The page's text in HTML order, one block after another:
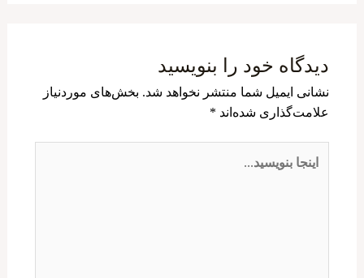
دیدگاه‌ خود را بنویسید
نشانی ایمیل شما منتشر نخواهد شد. بخش‌های موردنیاز
علامت‌گذاری شده‌اند *
بنویسید…